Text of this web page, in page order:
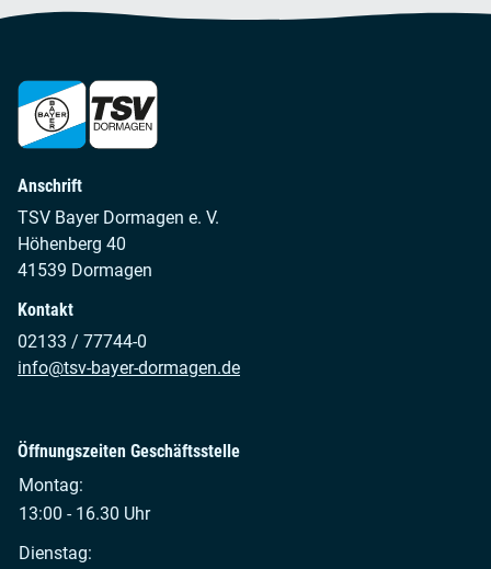
Anschrift
TSV Bayer Dormagen e. V.
Höhenberg 40
41539 Dormagen
Kontakt
02133 / 77744-0
info@tsv-bayer-dormagen.de
Öffnungszeiten Geschäftsstelle
Montag:
13:00 - 16.30 Uhr
Dienstag: